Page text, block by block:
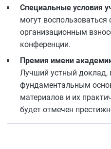
Специальные условия
могут
организационным
конференции.
Премия имени
Лучший устный доклад,
фундаментальным
материалов и их
будет отмечен